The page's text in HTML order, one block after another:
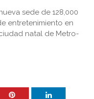
sede de 128,000
entretenimiento en
natal de Metro-